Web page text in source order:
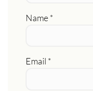
Name*
Email *